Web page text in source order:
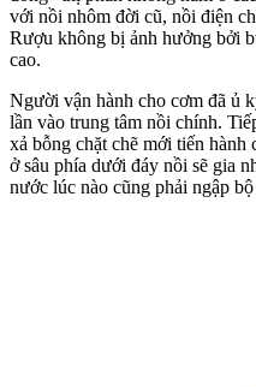
với nồi nhôm đời cũ, nồi điện
Rượu không bị ảnh hưởng bởi
cao.
Người vận hành cho cơm đã ủ
lần vào trung tâm nồi chính.
xả bỗng chặt chẽ mới tiến
ở sâu phía dưới đáy nồi sẽ gia
nước lúc nào cũng phải ngập bộ